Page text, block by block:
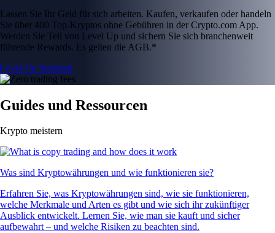
Lassen Sie Ihr Geld für sich arbeiten. Kaufen, verkaufen oder handeln
Sie über 400 Top-Kryptos ohne Gebühren in der Crypto.com App.
Werden Sie Teil von Level Up und sichern Sie sich branchenweit
führende Rewards. Es gelten die AGB.*
Level Up beitreten
Guides und Ressourcen
Krypto meistern
Was sind Kryptowährungen und wie funktionieren sie?
Erfahren Sie, was Kryptowährungen sind, wie sie funktionieren,
welche Merkmale und Arten es gibt und wie sich ihr zukünftiger
Ausblick entwickelt. Lernen Sie, wie man sie kauft und sicher
aufbewahrt – und welche Risiken zu beachten sind.